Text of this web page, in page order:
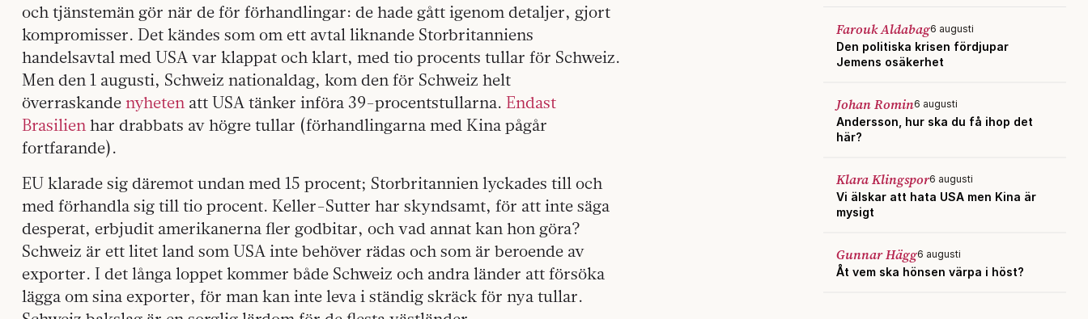
och tjänstemän gör när de för förhandlingar: de hade gått igenom detaljer, gjort
kompromisser. Det kändes som om ett avtal liknande Storbritanniens
handelsavtal med USA var klappat och klart, med tio procents tullar för Schweiz.
Men den 1 augusti, Schweiz nationaldag, kom den för Schweiz helt
överraskande nyheten att USA tänker införa 39-procentstullarna. Endast
Brasilien har drabbats av högre tullar (förhandlingarna med Kina pågår
fortfarande).
EU klarade sig däremot undan med 15 procent; Storbritannien lyckades till och
med förhandla sig till tio procent. Keller-Sutter har skyndsamt, för att inte säga
desperat, erbjudit amerikanerna fler godbitar, och vad annat kan hon göra?
Schweiz är ett litet land som USA inte behöver rädas och som är beroende av
exporter. I det långa loppet kommer både Schweiz och andra länder att försöka
lägga om sina exporter, för man kan inte leva i ständig skräck för nya tullar.
Farouk Aldabag6 augusti
Den politiska krisen fördjupar
Jemens osäkerhet
Johan Romin6 augusti
Andersson, hur ska du få ihop det
här?
Klara Klingspor6 augusti
Vi älskar att hata USA men Kina är
mysigt
Gunnar Hägg6 augusti
Åt vem ska hönsen värpa i höst?